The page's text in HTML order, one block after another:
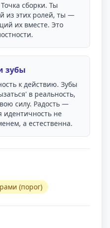
сборки. Ты
из этих ролей, ты —
их вместе. Это
зубы
к действию. Зубы
в реальность,
силу. Радость —
идентичность не
а естественна.
(порог)